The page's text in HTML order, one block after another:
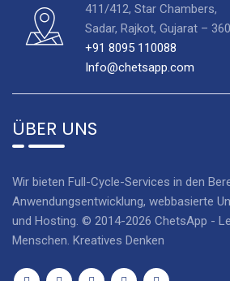
411/412, Star Chambers,
Sadar, Rajkot, Gujarat –
+91 8095 110088
Info@chetsapp.com
ÜBER UNS
Wir bieten Full-Cycle-Services in den
Anwendungsentwicklung, webbasierte
und Hosting. © 2014-2026 ChetsApp -
Menschen. Kreatives Denken